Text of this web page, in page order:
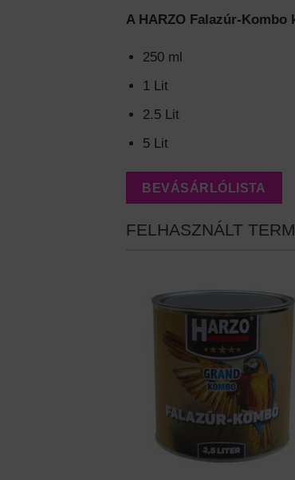
A HARZO Falazúr-Kombo
250 ml
1 Lit
2.5 Lit
5 Lit
BEVÁSÁRLÓLISTA
FELHASZNÁLT